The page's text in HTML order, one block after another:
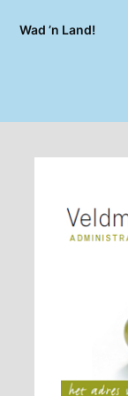
Wad ’n Land!